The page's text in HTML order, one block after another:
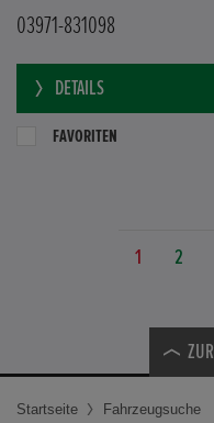
03971-831098
DETAILS
FAVORITEN
1 2
Startseite Fahrzeugsuche